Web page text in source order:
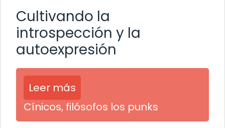
Cultivando la
introspección y la
autoexpresión
Leer más
Cínicos, filósofos los punks